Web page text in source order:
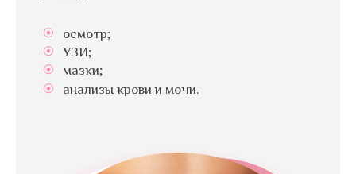
осмотр;
УЗИ;
мазки;
анализы крови и мочи.